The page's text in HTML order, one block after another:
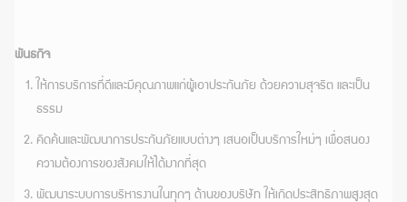
พันธกิจ
ให้การบริการที่ดีและมีคุณภาพแก่ผู้เอาประกันภัย ด้วยความสุจริต และเป็น
ธรรม
คิดค้นและพัฒนาการประกันภัยแบบต่างๆ เสนอเป็นบริการใหม่ๆ เพื่อสนอง
ความต้องการของสังคมให้ได้มากที่สุด
พัฒนาระบบการบริหารงานในทุกๆ ด้านของบริษัท ให้เกิดประสิทธิภาพสูงสุด